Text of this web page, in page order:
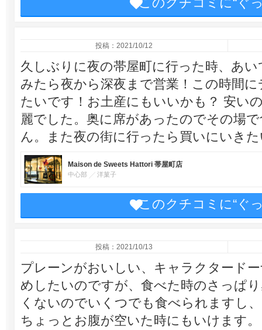
このクチコミに“ぐ
投稿：2021/10/12
久しぶりに夜の帯屋町に行った時、あ
みたら夜から深夜まで営業！この時間
たいです！お土産にもいいかも？ 安い
麗でした。奥に席があったのでその場
ん。また夜の街に行ったら買いにいき
Maison de Sweets Hattori 帯屋町店
中心部 洋菓子
このクチコミに“ぐ
投稿：2021/10/13
プレーンがおいしい、キャラクタード
めしたいのですが、食べた時のさっぱ
くないのでいくつでも食べられますし
ちょっとお腹が空いた時にもいけます